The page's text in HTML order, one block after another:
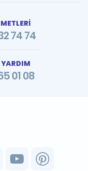
74 74
01 08